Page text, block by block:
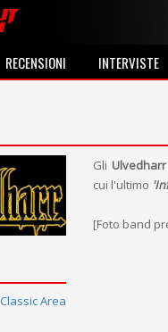
RECENSIONI INTERVISTE
Classic Area
Gli Ulvedharr
cui l'ultimo
[Foto band